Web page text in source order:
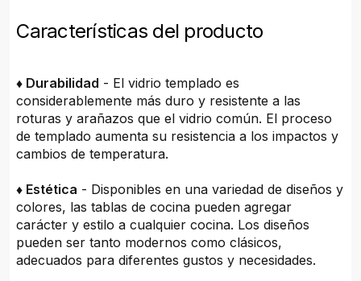
Características del producto
♦ Durabilidad - El vidrio templado es
considerablemente más duro y resistente a las
roturas y arañazos que el vidrio común. El proceso
de templado aumenta su resistencia a los impactos y
cambios de temperatura.
♦ Estética - Disponibles en una variedad de diseños y
colores, las tablas de cocina pueden agregar
carácter y estilo a cualquier cocina. Los diseños
pueden ser tanto modernos como clásicos,
adecuados para diferentes gustos y necesidades.